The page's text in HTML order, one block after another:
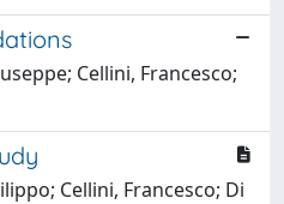
Cellini, Francesco;
Cellini, Francesco; Di